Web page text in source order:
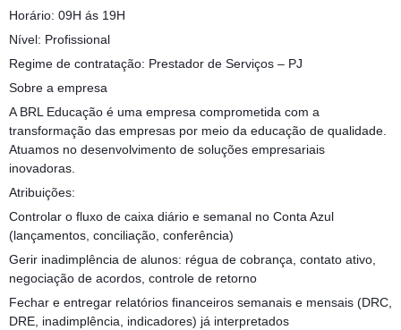
Horário: 09H ás 19H
Nível: Profissional
Regime de contratação: Prestador de Serviços – PJ
Sobre a empresa
A BRL Educação é uma empresa comprometida com a
transformação das empresas por meio da educação de qualidade.
Atuamos no desenvolvimento de soluções empresariais
inovadoras.
Atribuições:
Controlar o fluxo de caixa diário e semanal no Conta Azul
(lançamentos, conciliação, conferência)
Gerir inadimplência de alunos: régua de cobrança, contato ativo,
negociação de acordos, controle de retorno
Fechar e entregar relatórios financeiros semanais e mensais (DRC,
DRE, inadimplência, indicadores) já interpretados